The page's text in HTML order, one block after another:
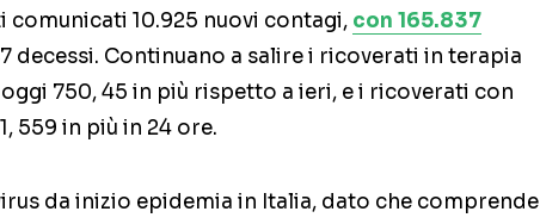
comunicati 10.925 nuovi contagi, con 165.837
decessi. Continuano a salire i ricoverati in terapia
750, 45 in più rispetto a ieri, e i ricoverati con
559 in più in 24 ore.
da inizio epidemia in Italia, dato che comprende